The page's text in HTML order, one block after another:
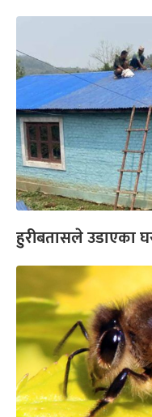
हुरीबतासले उडाएका